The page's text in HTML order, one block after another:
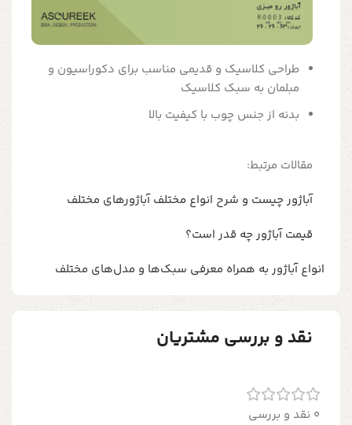
طراحی کلاسیک و قدیمی مناسب برای دکوراسیون و
مبلمان به سبک کلاسیک
بدنه از جنس چوب با کیفیت بالا
مقالات مرتبط:
آباژور چیست و شرح انواع مختلف آباژورهای مختلف
قیمت آباژور چه قدر است؟
انواع آباژور به همراه معرفی سبک‌ها و مدل‌های مختلف
نقد و بررسی مشتریان
0 نقد و بررسی